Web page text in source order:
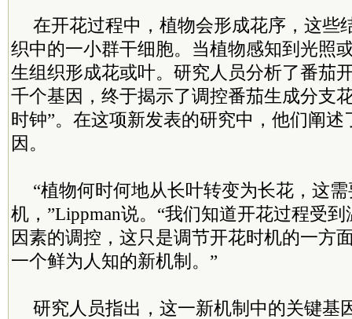
在开花过程中，植物会形成花序，这些
织中的一小群干细胞。当植物感知到光照
生组织形成花或叶。研究人员分析了番茄
千个基因，终于揭示了调控番茄生成分支
时钟”。在这项新发表的研究中，他们阐
因。
“植物何时何地从长叶转变为长花，这
机，”Lippman说。“我们知道开花过程受
因素的调控，这只是调节开花时机的一方
一个鲜为人知的新机制。”
研究人员指出，这一新机制中的关键基